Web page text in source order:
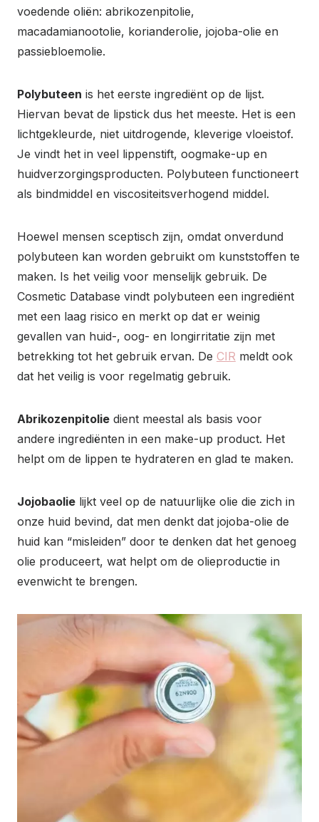
voedende oliën: abrikozenpitolie,
macadamianootolie, korianderolie, jojoba-olie en
passiebloemolie.
Polybuteen is het eerste ingrediënt op de lijst.
Hiervan bevat de lipstick dus het meeste. Het is een
lichtgekleurde, niet uitdrogende, kleverige vloeistof.
Je vindt het in veel lippenstift, oogmake-up en
huidverzorgingsproducten. Polybuteen functioneert
als bindmiddel en viscositeitsverhogend middel.
Hoewel mensen sceptisch zijn, omdat onverdund
polybuteen kan worden gebruikt om kunststoffen te
maken. Is het veilig voor menselijk gebruik. De
Cosmetic Database vindt polybuteen een ingrediënt
met een laag risico en merkt op dat er weinig
gevallen van huid-, oog- en longirritatie zijn met
betrekking tot het gebruik ervan. De CIR meldt ook
dat het veilig is voor regelmatig gebruik.
Abrikozenpitolie dient meestal als basis voor
andere ingrediënten in een make-up product. Het
helpt om de lippen te hydrateren en glad te maken.
Jojobaolie lijkt veel op de natuurlijke olie die zich in
onze huid bevind, dat men denkt dat jojoba-olie de
huid kan “misleiden” door te denken dat het genoeg
olie produceert, wat helpt om de olieproductie in
evenwicht te brengen.